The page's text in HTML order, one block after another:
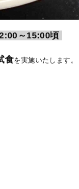
～15:00頃
食を実施いたします。